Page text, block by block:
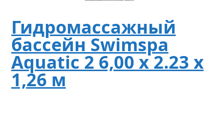
Гидромассажный
бассейн Swimspa
Aquatic 2 6,00 x 2.23 х
1,26 м